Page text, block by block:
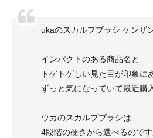
ukaのスカルプブラシ ケンザ
インパクトのある商品名と
トゲトゲしい見た目が印象に
ずっと気になっていて最近購
ウカのスカルプブラシは
4段階の硬さから選べるのです